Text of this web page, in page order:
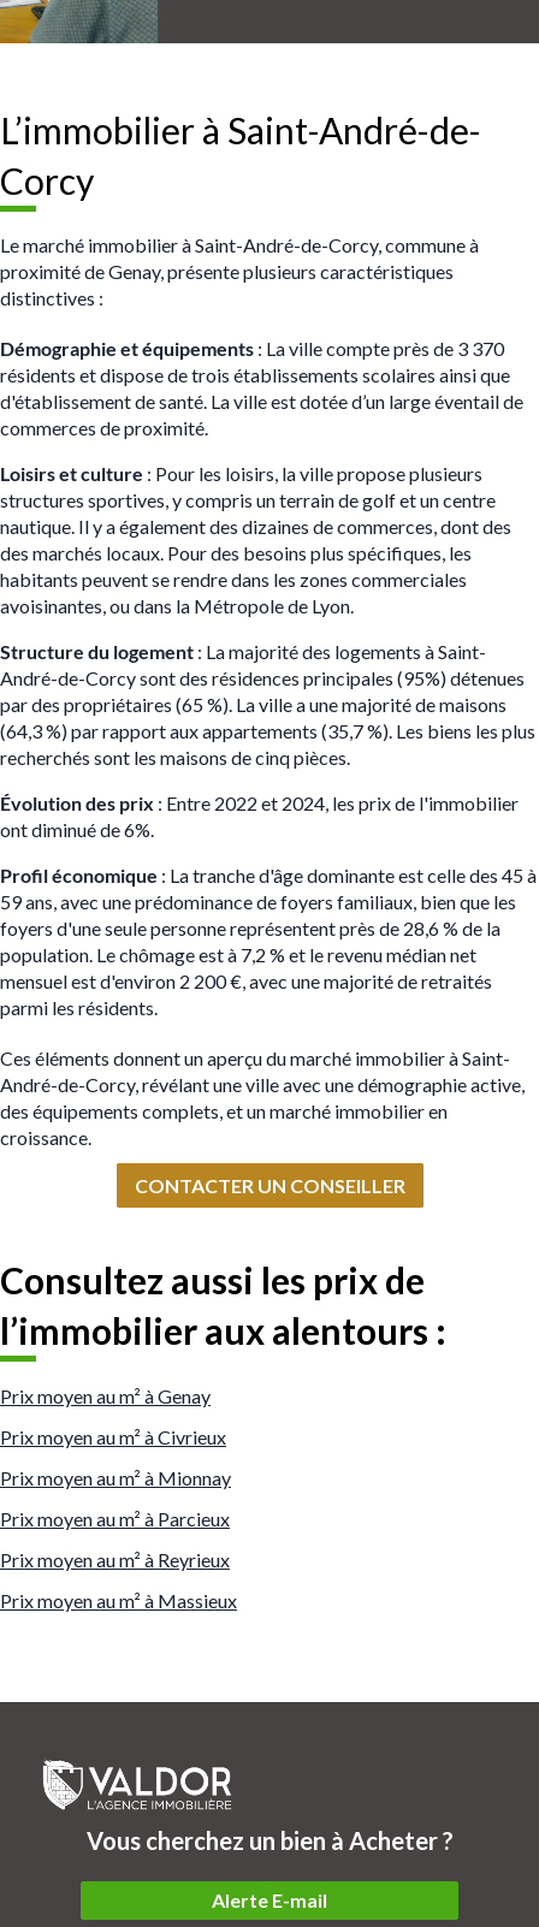
L’immobilier à Saint-André-de-
Corcy
Le marché immobilier à Saint-André-de-Corcy, commune à
proximité de Genay, présente plusieurs caractéristiques
distinctives :
Démographie et équipements : La ville compte près de 3 370
résidents et dispose de trois établissements scolaires ainsi que
d'établissement de santé. La ville est dotée d’un large éventail de
commerces de proximité.
Loisirs et culture : Pour les loisirs, la ville propose plusieurs
structures sportives, y compris un terrain de golf et un centre
nautique. Il y a également des dizaines de commerces, dont des
des marchés locaux. Pour des besoins plus spécifiques, les
habitants peuvent se rendre dans les zones commerciales
avoisinantes, ou dans la Métropole de Lyon.
Structure du logement : La majorité des logements à Saint-
André-de-Corcy sont des résidences principales (95%) détenues
par des propriétaires (65 %). La ville a une majorité de maisons
(64,3%) par rapport aux appartements (35,7 %). Les biens les plus
recherchés sont les maisons de cinq pièces.
Évolution des prix : Entre 2022 et 2024, les prix de l'immobilier
ont diminué de 6%​.
Profil économique : La tranche d'âge dominante est celle des 45 à
59 ans, avec une prédominance de foyers familiaux, bien que les
foyers d'une seule personne représentent près de 28,6 % de la
population. Le chômage est à 7,2 % et le revenu médian net
mensuel est d'environ 2 200 €, avec une majorité de retraités
parmi les résidents.
Ces éléments donnent un aperçu du marché immobilier à Saint-
André-de-Corcy, révélant une ville avec une démographie active,
des équipements complets, et un marché immobilier en
croissance.
CONTACTER UN CONSEILLER
Consultez aussi les prix de
l’immobilier aux alentours :
Prix moyen au m² à Genay
Prix moyen au m² à Civrieux
Prix moyen au m² à Mionnay
Prix moyen au m² à Parcieux
Prix moyen au m² à Reyrieux
Prix moyen au m² à Massieux
Vous cherchez un bien à Acheter ?
Alerte E-mail